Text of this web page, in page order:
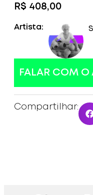
R$ 408,00
Artista:
FALAR COM O
Compartilhar: